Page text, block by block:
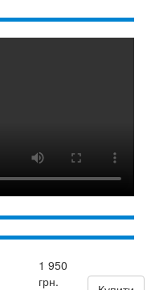
1 950
грн.